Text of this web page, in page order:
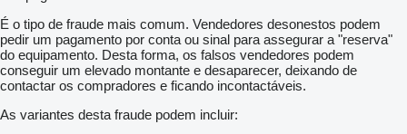
É o tipo de fraude mais comum. Vendedores desonestos podem
pedir um pagamento por conta ou sinal para assegurar a "reserva"
do equipamento. Desta forma, os falsos vendedores podem
conseguir um elevado montante e desaparecer, deixando de
contactar os compradores e ficando incontactáveis.
As variantes desta fraude podem incluir: